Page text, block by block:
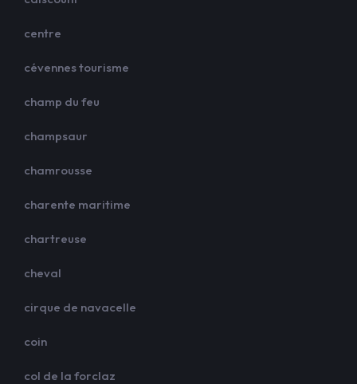
centre
cévennes tourisme
champ du feu
champsaur
chamrousse
charente maritime
chartreuse
cheval
cirque de navacelle
coin
col de la forclaz